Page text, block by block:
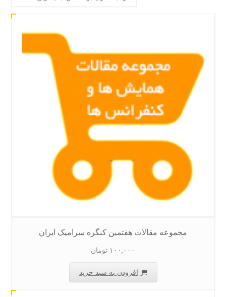
مجموعه مقالات هفتمین کنگره سرامیک ایران
۱۰۰,۰۰۰ تومان
افزودن به سبد خرید